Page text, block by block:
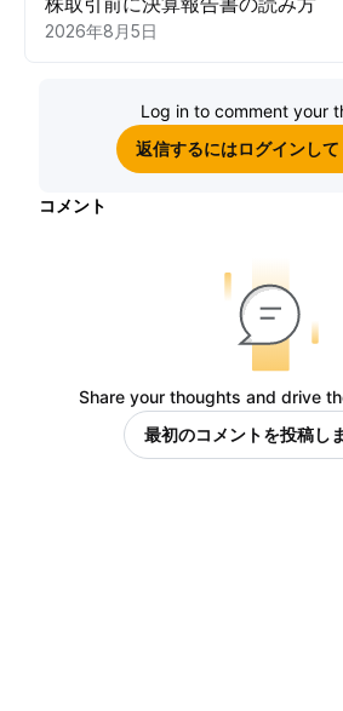
2026年8月5日
Log in to comment your
返信するにはログインし
コメント
Share your thoughts and drive
最初のコメントを投稿し